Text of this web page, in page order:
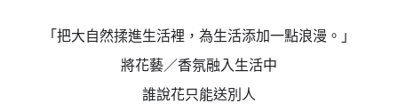
「把大自然揉進生活裡，為生活添加一點浪漫。」
將花藝／香氛融入生活中
誰說花只能送別人